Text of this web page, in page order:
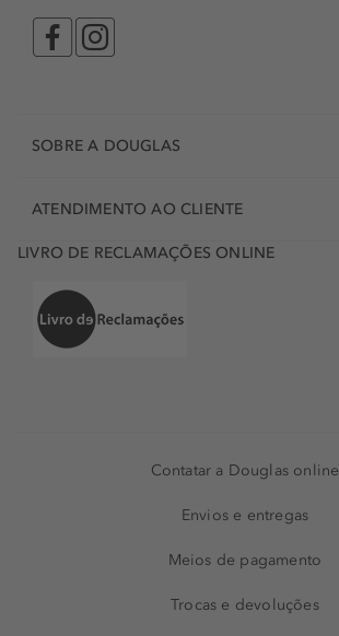
SOBRE A DOUGLAS
ATENDIMENTO AO CLIENTE
LIVRO DE RECLAMAÇÕES ONLINE
Contatar a Douglas online
Envios e entregas
Meios de pagamento
Trocas e devoluções